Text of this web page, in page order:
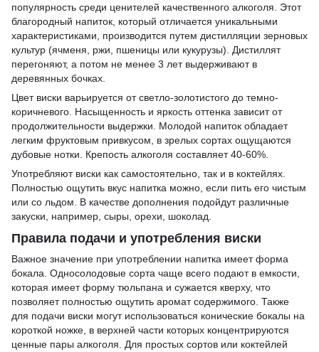
популярность среди ценителей качественного алкоголя. Этот
благородный напиток, который отличается уникальными
характеристиками, производится путем дистилляции зерновых
культур (ячменя, ржи, пшеницы или кукурузы). Дистиллят
перегоняют, а потом не менее 3 лет выдерживают в
деревянных бочках.
Цвет виски варьируется от светло-золотистого до темно-
коричневого. Насыщенность и яркость оттенка зависит от
продолжительности выдержки. Молодой напиток обладает
легким фруктовым привкусом, в зрелых сортах ощущаются
дубовые нотки. Крепость алкоголя составляет 40-60%.
Употребляют виски как самостоятельно, так и в коктейлях.
Полностью ощутить вкус напитка можно, если пить его чистым
или со льдом. В качестве дополнения подойдут различные
закуски, например, сыры, орехи, шоколад.
Правила подачи и употребления виски
Важное значение при употреблении напитка имеет форма
бокала. Односолодовые сорта чаще всего подают в емкости,
которая имеет форму тюльпана и сужается кверху, что
позволяет полностью ощутить аромат содержимого. Также
для подачи виски могут использоваться конические бокалы на
короткой ножке, в верхней части которых концентрируются
ценные пары алкоголя. Для простых сортов или коктейлей